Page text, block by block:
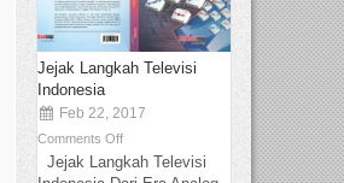
Jejak Langkah Televisi
Indonesia
Feb 22, 2017
Comments Off
Jejak Langkah Televisi